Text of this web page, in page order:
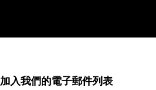
加入我們的電子郵件列表